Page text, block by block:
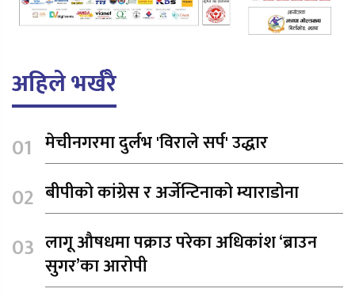
अहिले भर्खरै
मेचीनगरमा दुर्लभ 'विराले सर्प' उद्धार
बीपीको कांग्रेस र अर्जेन्टिनाको म्याराडोना
लागू औषधमा पक्राउ परेका अधिकांश ‘ब्राउन
सुगर’का आरोपी